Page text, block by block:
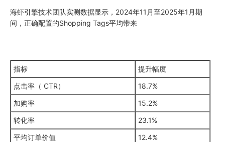
海虾引擎技术团队实测数据显示，2024年11月至2025年1月期
间，正确配置的Shopping Tags平均带来
指标
提升幅度
点击率（ CTR）
18.7%
加购率
15.2%
转化率
23.1%
平均订单价值
12.4%